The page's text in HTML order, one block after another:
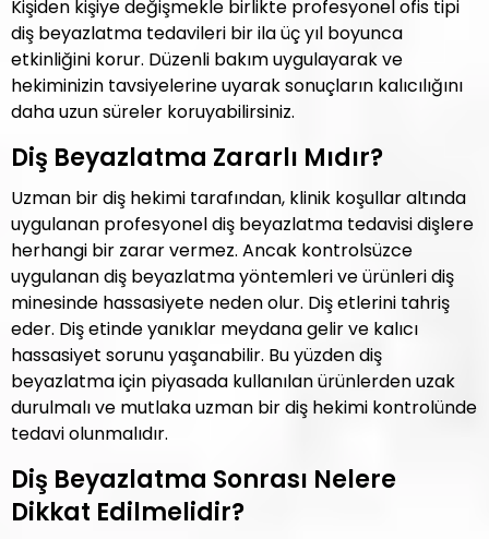
Kişiden kişiye değişmekle birlikte profesyonel ofis tipi
diş beyazlatma tedavileri bir ila üç yıl boyunca
etkinliğini korur. Düzenli bakım uygulayarak ve
hekiminizin tavsiyelerine uyarak sonuçların kalıcılığını
daha uzun süreler koruyabilirsiniz.
Diş Beyazlatma Zararlı Mıdır?
Uzman bir diş hekimi tarafından, klinik koşullar altında
uygulanan profesyonel diş beyazlatma tedavisi dişlere
herhangi bir zarar vermez. Ancak kontrolsüzce
uygulanan diş beyazlatma yöntemleri ve ürünleri diş
minesinde hassasiyete neden olur. Diş etlerini tahriş
eder. Diş etinde yanıklar meydana gelir ve kalıcı
hassasiyet sorunu yaşanabilir. Bu yüzden diş
beyazlatma için piyasada kullanılan ürünlerden uzak
durulmalı ve mutlaka uzman bir diş hekimi kontrolünde
tedavi olunmalıdır.
Diş Beyazlatma Sonrası Nelere
Dikkat Edilmelidir?